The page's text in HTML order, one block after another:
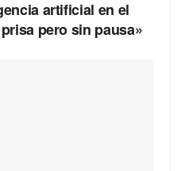
artificial en el
pero sin pausa»